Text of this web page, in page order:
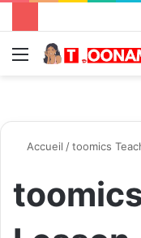
Menu
Accueil /toomics